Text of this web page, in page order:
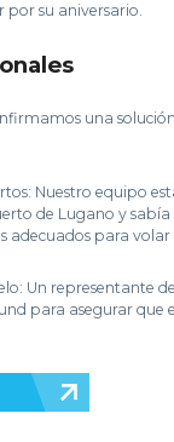
su aniversario.
una
Nuestro equipo
de Lugano y
adecuados para volar
Un representante
para asegurar que